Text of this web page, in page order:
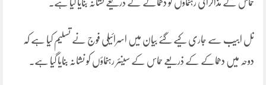
حماس کے مذاکراتی رہنماؤں کو دھماکے کے ذریعے نشانہ بنایا گیا ہے۔
تل ابیب سے جاری کیے گئے بیان میں اسرائیلی فوج نے تسلیم کیا ہے کہ
دوحہ میں دھماکے کے ذریعے حماس کے سینئر رہنماؤں کو نشانہ بنایا گیا ہے۔